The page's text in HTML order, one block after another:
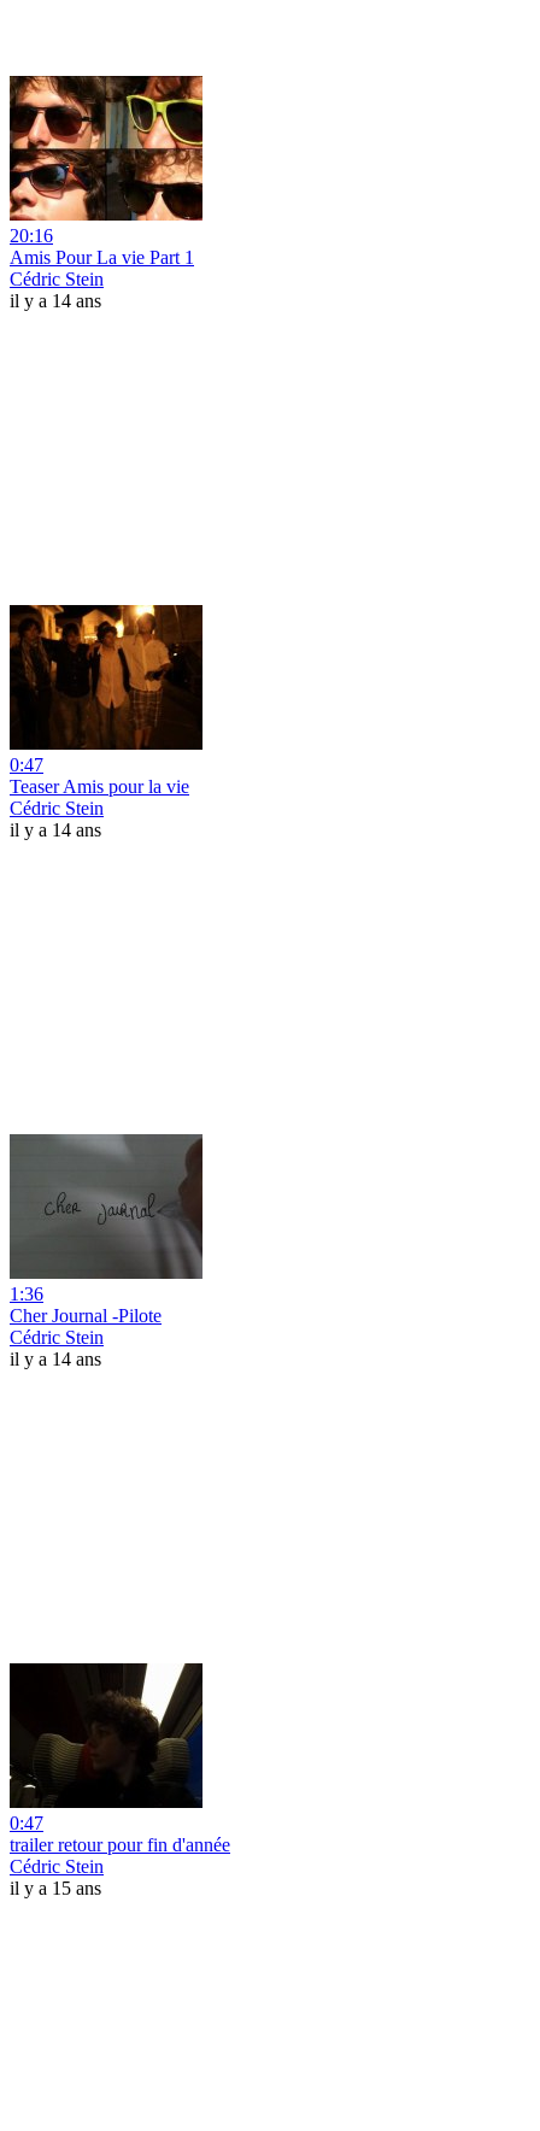
20:16
Amis Pour La vie Part 1
Cédric Stein
il y a 14 ans
0:47
Teaser Amis pour la vie
Cédric Stein
il y a 14 ans
1:36
Cher Journal -Pilote
Cédric Stein
il y a 14 ans
0:47
trailer retour pour fin d'année
Cédric Stein
il y a 15 ans